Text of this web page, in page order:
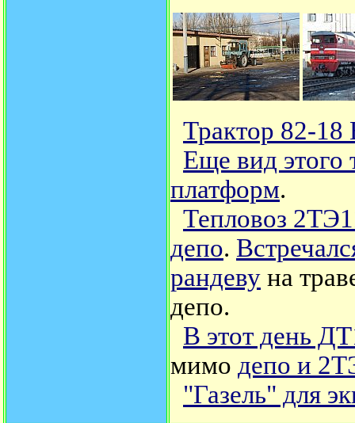
Трактор 82-18
Еще вид этого
платформ.
Тепловоз
депо.
рандеву на
депо.
В этот день
мимо депо и
"Газель" для